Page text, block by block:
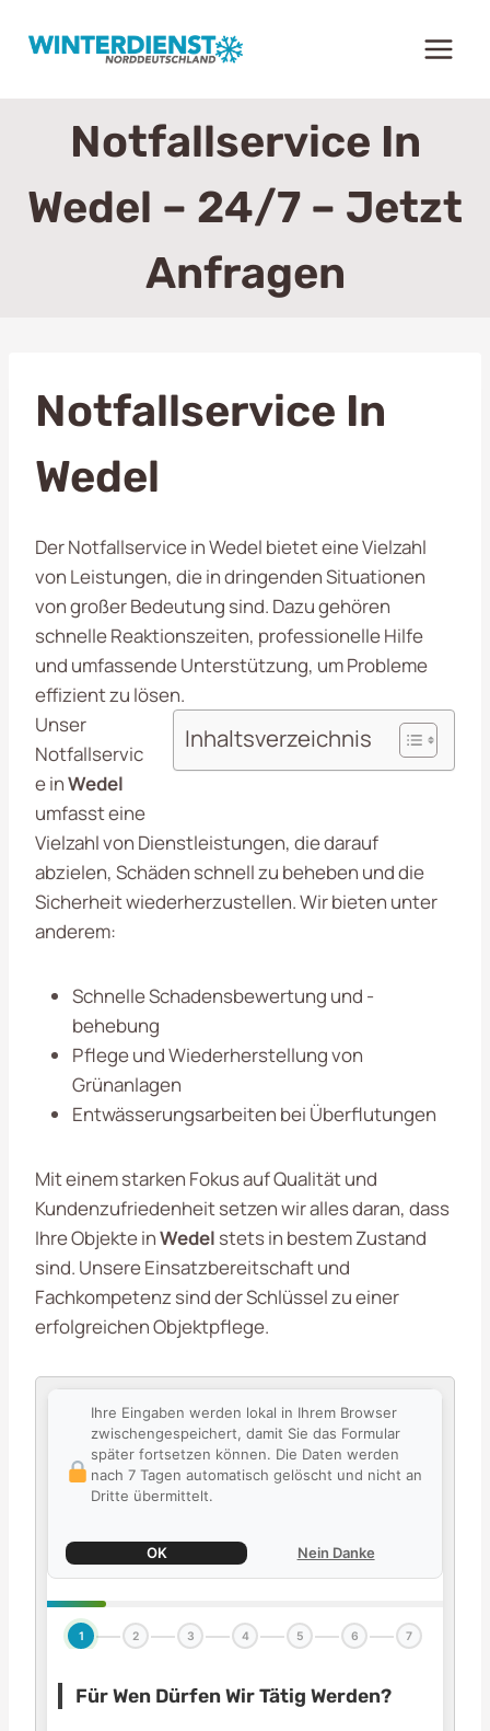
Inhalt
Notfallservice In
Wedel – 24/7 – Jetzt
Anfragen
Notfallservice In
Wedel
Der Notfallservice in Wedel bietet eine Vielzahl
von Leistungen, die in dringenden Situationen
von großer Bedeutung sind. Dazu gehören
schnelle Reaktionszeiten, professionelle Hilfe
und umfassende Unterstützung, um Probleme
effizient zu lösen.
Inhaltsverzeichnis
Unser
Notfallservic
e inWedel
umfasst eine
Vielzahl von Dienstleistungen, die darauf
abzielen, Schäden schnell zu beheben und die
Sicherheit wiederherzustellen. Wir bieten unter
anderem:
Schnelle Schadensbewertung und -
behebung
Pflege und Wiederherstellung von
Grünanlagen
Entwässerungsarbeiten bei Überflutungen
Mit einem starken Fokus auf Qualität und
Kundenzufriedenheit setzen wir alles daran, dass
Ihre Objekte inWedel stets in bestem Zustand
sind. Unsere Einsatzbereitschaft und
Fachkompetenz sind der Schlüssel zu einer
erfolgreichen Objektpflege.
Ihre Eingaben werden lokal in Ihrem Browser
zwischengespeichert, damit Sie das Formular
später fortsetzen können. Die Daten werden
nach 7 Tagen automatisch gelöscht und nicht an
Dritte übermittelt.
OK Nein Danke
1 2 3 4 5 6 7
Für Wen Dürfen Wir Tätig Werden?